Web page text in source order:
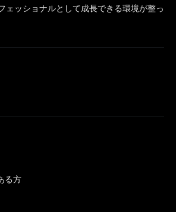
ェッショナルとして成長できる環境が整っ
る方